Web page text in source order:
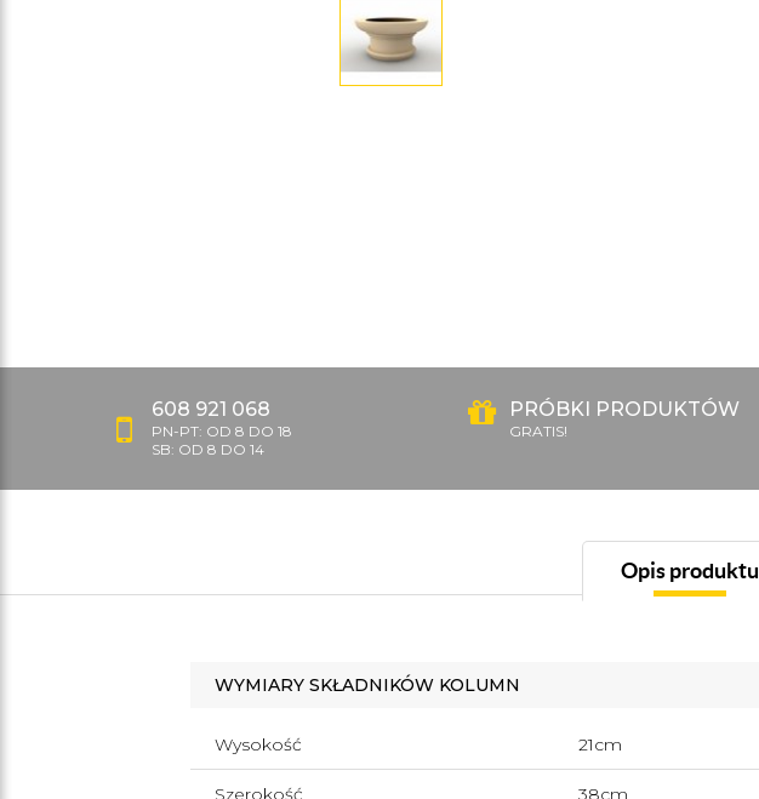
608 921 068
PN-PT: OD 8 DO 18
SB: OD 8 DO 14
PRÓBKI PRODUKTÓW
GRATIS!
Opis produktu
WYMIARY SKŁADNIKÓW KOLUMN
Wysokość 21cm
Szerokość 38cm